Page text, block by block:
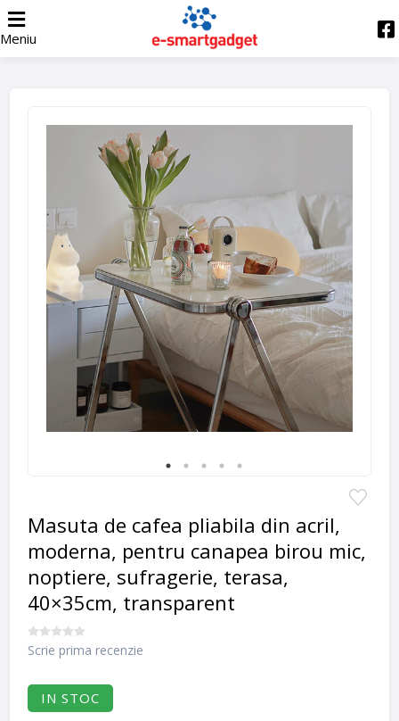
Meniu
Masuta de cafea pliabila din acril,
moderna, pentru canapea birou mic,
noptiere, sufragerie, terasa,
40×35cm, transparent
Scrie prima recenzie
IN STOC